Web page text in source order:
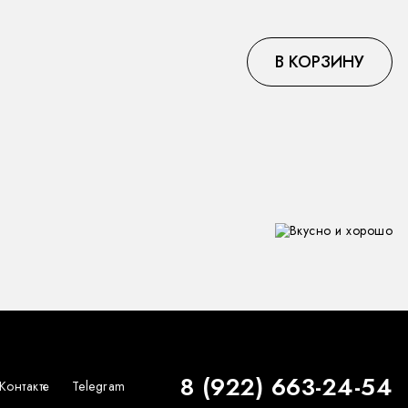
В КОРЗИНУ
Telegram 8 (922) 663-24-54